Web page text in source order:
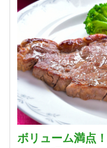
ボリューム満点